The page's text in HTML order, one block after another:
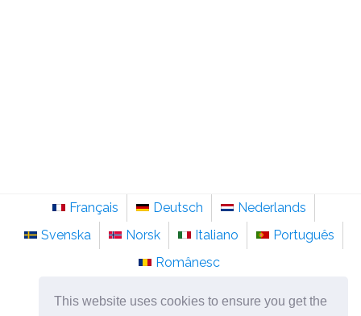
This website uses cookies to ensure you get the
Français Deutsch
Nederlands
Svenska
Norsk Italiano
Português
Românesc
©2026pt.sainte-anastasie.org